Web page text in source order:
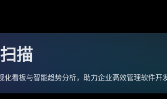
令
描
看板与智能趋势分析，助力企业高效管理软件开